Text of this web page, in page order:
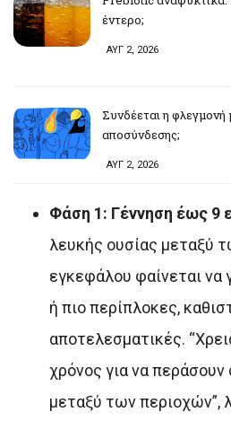
έντερο;
ΑΥΓ 2, 2026
Συνδέεται η φλεγμονή
αποσύνδεσης;
ΑΥΓ 2, 2026
Φάση 1: Γέννηση έως 9
λευκής ουσίας μεταξύ
εγκεφάλου φαίνεται να
ή πιο περίπλοκες,
αποτελεσματικές.
χρόνος για να περάσουν
μεταξύ των περιοχών”,